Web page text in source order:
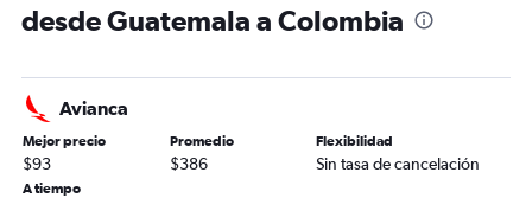
desde Guatemala a Colombia
Avianca
Mejor precio
$93
Promedio
$386
Flexibilidad
Sin tasa de cancelación
A tiempo